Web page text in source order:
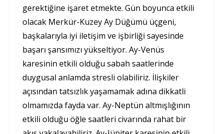
gerektiğine işaret etmekte. Gün boyunca etkili
olacak Merkür-Kuzey Ay Düğümü üçgeni,
başkalarıyla iyi iletişim ve işbirliği sayesinde
başarı şansımızı yükseltiyor. Ay-Venüs
karesinin etkili olduğu sabah saatlerinde
duygusal anlamda stresli olabiliriz. İlişkiler
açısından tatsızlık yaşamamak adına dikkatli
olmamızda fayda var. Ay-Neptün altmışlığının
etkili olduğu öğle saatleri civarında rahat bir